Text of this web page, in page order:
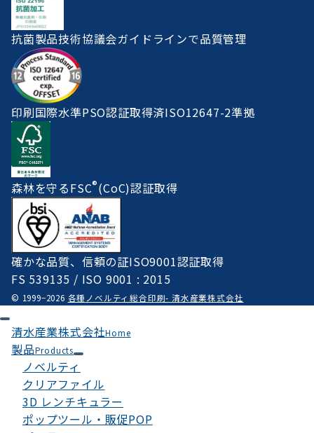
抗菌製品技術協議会ガイドラインで品質管理
印刷国際水準PSO認証取得済ISO12647-2準拠
森林を守るFSC®(CoC)認証取得
確かな品質、信頼の証ISO9001認証取得
FS 539135 / ISO 9001 : 2015
© 1999−2026 各種ノベルティ総合印刷- 清水産業株式会社
清水産業株式会社Home
製品Products
ノベルティ
クリアファイル
3D レンチキュラー
ポップツール・販促POP